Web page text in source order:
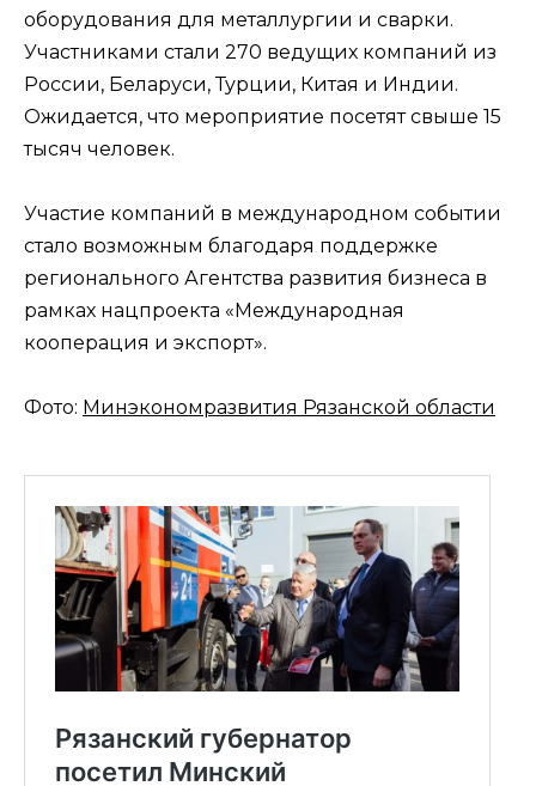
оборудования для металлургии и сварки.
Участниками стали 270 ведущих компаний из
России, Беларуси, Турции, Китая и Индии.
Ожидается, что мероприятие посетят свыше 15
тысяч человек.
Участие компаний в международном событии
стало возможным благодаря поддержке
регионального Агентства развития бизнеса в
рамках нацпроекта «Международная
кооперация и экспорт».
Фото: Минэкономразвития Рязанской области